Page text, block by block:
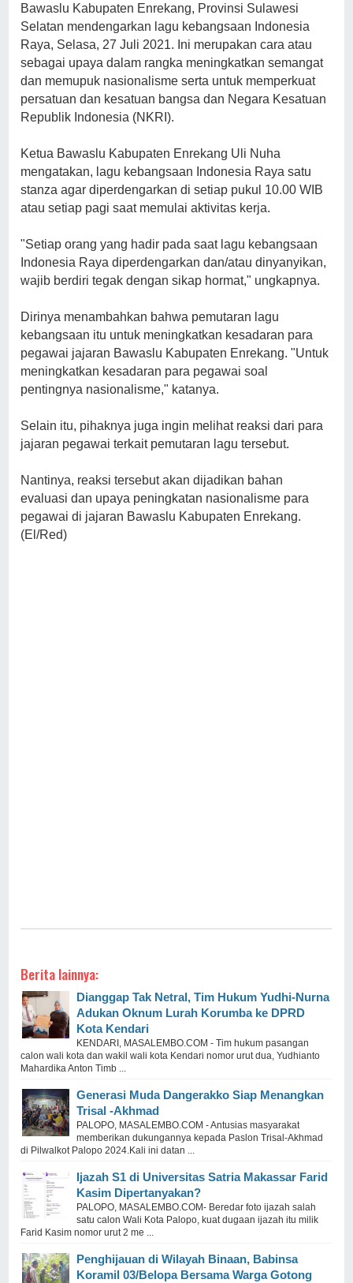
Bawaslu Kabupaten Enrekang, Provinsi Sulawesi
Selatan mendengarkan lagu kebangsaan Indonesia
Raya, Selasa, 27 Juli 2021. Ini merupakan cara atau
sebagai upaya dalam rangka meningkatkan semangat
dan memupuk nasionalisme serta untuk memperkuat
persatuan dan kesatuan bangsa dan Negara Kesatuan
Republik Indonesia (NKRI).
Ketua Bawaslu Kabupaten Enrekang Uli Nuha
mengatakan, lagu kebangsaan Indonesia Raya satu
stanza agar diperdengarkan di setiap pukul 10.00 WIB
atau setiap pagi saat memulai aktivitas kerja.
"Setiap orang yang hadir pada saat lagu kebangsaan
Indonesia Raya diperdengarkan dan/atau dinyanyikan,
wajib berdiri tegak dengan sikap hormat," ungkapnya.
Dirinya menambahkan bahwa pemutaran lagu
kebangsaan itu untuk meningkatkan kesadaran para
pegawai jajaran Bawaslu Kabupaten Enrekang. "Untuk
meningkatkan kesadaran para pegawai soal
pentingnya nasionalisme," katanya.
Selain itu, pihaknya juga ingin melihat reaksi dari para
jajaran pegawai terkait pemutaran lagu tersebut.
Nantinya, reaksi tersebut akan dijadikan bahan
evaluasi dan upaya peningkatan nasionalisme para
pegawai di jajaran Bawaslu Kabupaten Enrekang.
(El/Red)
Berita lainnya:
Dianggap Tak Netral, Tim Hukum Yudhi-Nurna
Adukan Oknum Lurah Korumba ke DPRD
Kota Kendari
KENDARI, MASALEMBO.COM - Tim hukum pasangan
calon wali kota dan wakil wali kota Kendari nomor urut dua, Yudhianto
Mahardika Anton Timb ...
Generasi Muda Dangerakko Siap Menangkan
Trisal -Akhmad
PALOPO, MASALEMBO.COM - Antusias masyarakat
memberikan dukungannya kepada Paslon Trisal-Akhmad
di Pilwalkot Palopo 2024.Kali ini datan ...
Ijazah S1 di Universitas Satria Makassar Farid
Kasim Dipertanyakan?
PALOPO, MASALEMBO.COM- Beredar foto ijazah salah
satu calon Wali Kota Palopo, kuat dugaan ijazah itu milik
Farid Kasim nomor urut 2 me ...
Penghijauan di Wilayah Binaan, Babinsa
Koramil 03/Belopa Bersama Warga Gotong